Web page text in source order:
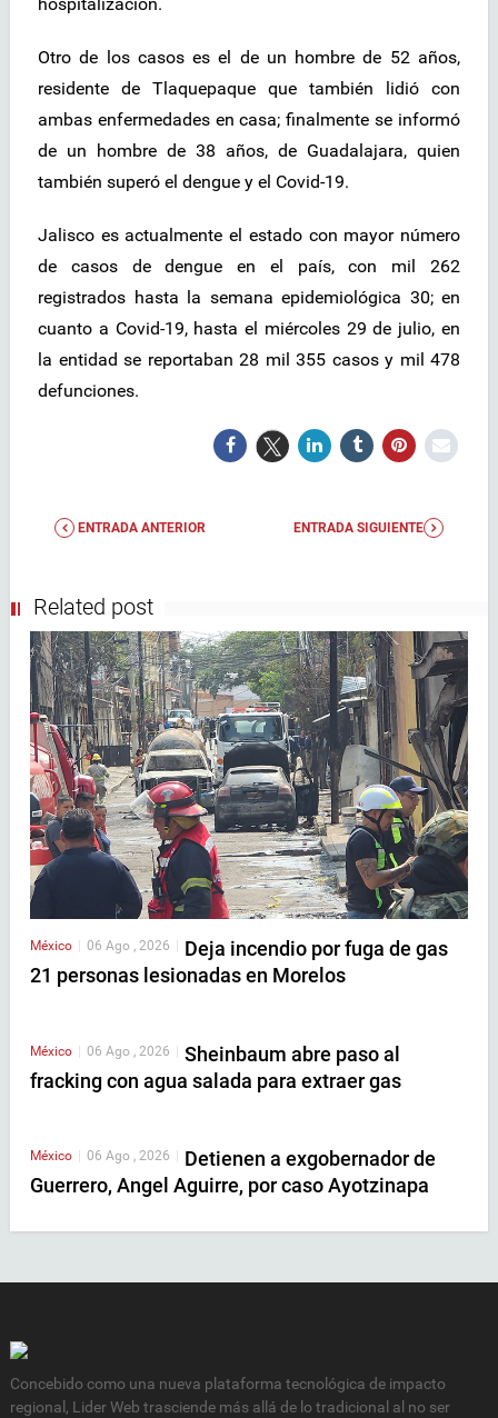
hospitalización.
Otro de los casos es el de un hombre de 52 años,
residente de Tlaquepaque que también lidió con
ambas enfermedades en casa; finalmente se informó
de un hombre de 38 años, de Guadalajara, quien
también superó el dengue y el Covid-19.
Jalisco es actualmente el estado con mayor número
de casos de dengue en el país, con mil 262
registrados hasta la semana epidemiológica 30; en
cuanto a Covid-19, hasta el miércoles 29 de julio, en
la entidad se reportaban 28 mil 355 casos y mil 478
defunciones.
ENTRADA ANTERIOR ENTRADA SIGUIENTE
Related post
México 06 Ago , 2026
Deja incendio por fuga de gas
21 personas lesionadas en Morelos
México | 06 Ago , 2026 | Sheinbaum abre paso al
fracking con agua salada para extraer gas
México 06 Ago , 2026
Detienen a exgobernador de
Guerrero, Angel Aguirre, por caso Ayotzinapa
Concebido como una nueva plataforma tecnológica de impacto
regional, Lider Web trasciende más allá de lo tradicional al no ser